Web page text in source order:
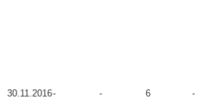
30.11.2016- - 6 -